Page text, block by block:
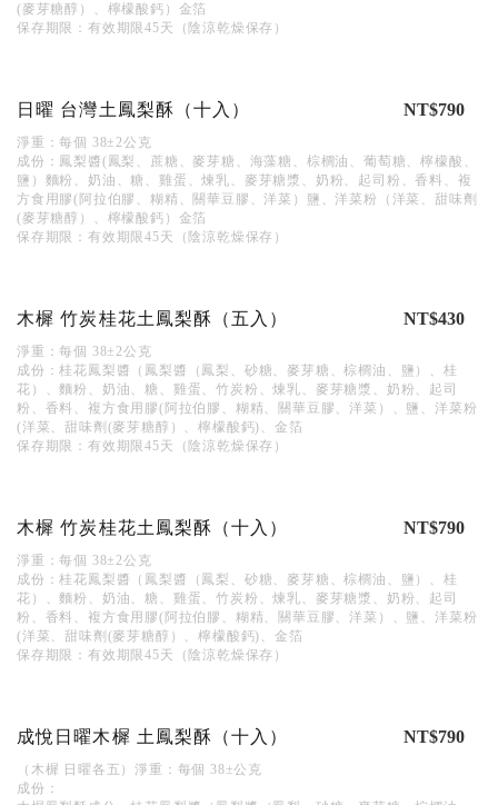
(麥芽糖醇）、檸檬酸鈣）金箔
保存期限：有效期限45天（陰涼乾燥保存）
日曜 台灣土鳳梨酥（十入） NT$790
淨重：每個 38±2公克
成份：鳳梨醬(鳳梨、蔗糖、麥芽糖、海藻糖、棕櫚油、葡萄糖、檸檬酸、
鹽）麵粉、奶油、糖、雞蛋、煉乳、麥芽糖漿、奶粉、起司粉、香料、複
方食用膠(阿拉伯膠、糊精、關華豆膠、洋菜）鹽、洋菜粉（洋菜、甜味劑
(麥芽糖醇）、檸檬酸鈣）金箔
保存期限：有效期限45天（陰涼乾燥保存）
木樨 竹炭桂花土鳳梨酥（五入） NT$430
淨重：每個 38±2公克
成份：桂花鳳梨醬（鳳梨醬（鳳梨、砂糖、麥芽糖、棕櫚油、鹽）、桂
花）、麵粉、奶油、糖、雞蛋、竹炭粉、煉乳、麥芽糖漿、奶粉、起司
粉、香料、複方食用膠(阿拉伯膠、糊精、關華豆膠、洋菜）、鹽、洋菜粉
(洋菜、甜味劑(麥芽糖醇）、檸檬酸鈣)、金箔
保存期限：有效期限45天（陰涼乾燥保存）
木樨 竹炭桂花土鳳梨酥（十入） NT$790
淨重：每個 38±2公克
成份：桂花鳳梨醬（鳳梨醬（鳳梨、砂糖、麥芽糖、棕櫚油、鹽）、桂
花）、麵粉、奶油、糖、雞蛋、竹炭粉、煉乳、麥芽糖漿、奶粉、起司
粉、香料、複方食用膠(阿拉伯膠、糊精、關華豆膠、洋菜）、鹽、洋菜粉
(洋菜、甜味劑(麥芽糖醇）、檸檬酸鈣)、金箔
保存期限：有效期限45天（陰涼乾燥保存）
成悅日曜木樨 土鳳梨酥（十入） NT$790
（木樨 日曜各五）淨重：每個 38±公克
成份：